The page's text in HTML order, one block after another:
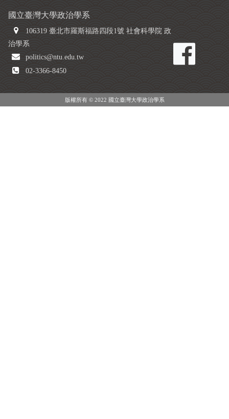
國立臺灣大學政治學系
106319 臺北市羅斯福路四段1號 社會科學院 政
治學系
politics@ntu.edu.tw
02-3366-8450
版權所有 © 2022 國立臺灣大學政治學系